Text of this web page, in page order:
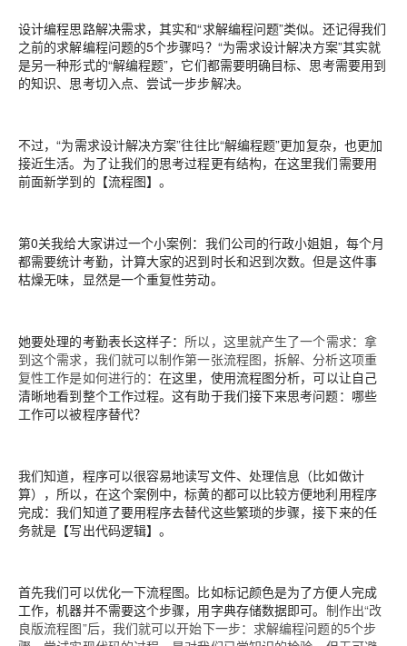
设计编程思路解决需求，其实和“求解编程问题”类似。还记得我们
之前的求解编程问题的5个步骤吗？ “为需求设计解决方案”其实就
是另一种形式的“解编程题”，它们都需要明确目标、思考需要用到
的知识、思考切入点、尝试一步步解决。
不过，“为需求设计解决方案”往往比“解编程题”更加复杂，也更加
接近生活。为了让我们的思考过程更有结构，在这里我们需要用
前面新学到的【流程图】。
第0关我给大家讲过一个小案例：我们公司的行政小姐姐，每个月
都需要统计考勤，计算大家的迟到时长和迟到次数。但是这件事
枯燥无味，显然是一个重复性劳动。
她要处理的考勤表长这样子： 所以，这里就产生了一个需求： 拿
到这个需求，我们就可以制作第一张流程图，拆解、分析这项重
复性工作是如何进行的：在这里，使用流程图分析，可以让自己
清晰地看到整个工作过程。这有助于我们接下来思考问题：哪些
工作可以被程序替代？
我们知道，程序可以很容易地读写文件、处理信息（比如做计
算），所以，在这个案例中，标黄的都可以比较方便地利用程序
完成：我们知道了要用程序去替代这些繁琐的步骤，接下来的任
务就是【写出代码逻辑】。
首先我们可以优化一下流程图。比如标记颜色是为了方便人完成
工作，机器并不需要这个步骤，用字典存储数据即可。 制作出“改
良版流程图”后，我们就可以开始下一步：求解编程问题的5个步